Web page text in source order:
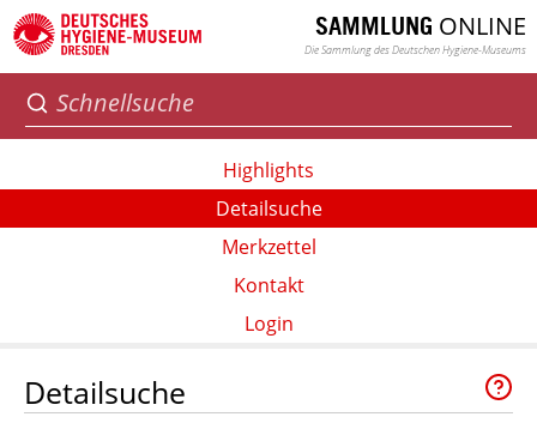
SAMMLUNG ONLINE
Die Sammlung des Deutschen Hygiene-Museums
Highlights
Detailsuche
Merkzettel
Kontakt
Login
Detailsuche